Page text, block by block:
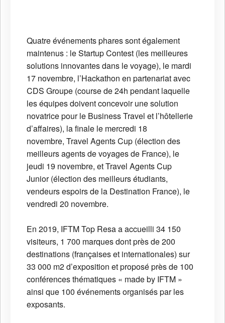
Quatre événements phares sont également
maintenus : le Startup Contest (les meilleures
solutions innovantes dans le voyage), le mardi
17 novembre, l’Hackathon en partenariat avec
CDS Groupe (course de 24h pendant laquelle
les équipes doivent concevoir une solution
novatrice pour le Business Travel et l’hôtellerie
d’affaires), la finale le mercredi 18
novembre, Travel Agents Cup (élection des
meilleurs agents de voyages de France), le
jeudi 19 novembre, et Travel Agents Cup
Junior (élection des meilleurs étudiants,
vendeurs espoirs de la Destination France), le
vendredi 20 novembre.
En 2019, IFTM Top Resa a accueilli 34 150
visiteurs, 1 700 marques dont près de 200
destinations (françaises et internationales) sur
33 000 m2 d’exposition et proposé près de 100
conférences thématiques « made by IFTM »
ainsi que 100 événements organisés par les
exposants.